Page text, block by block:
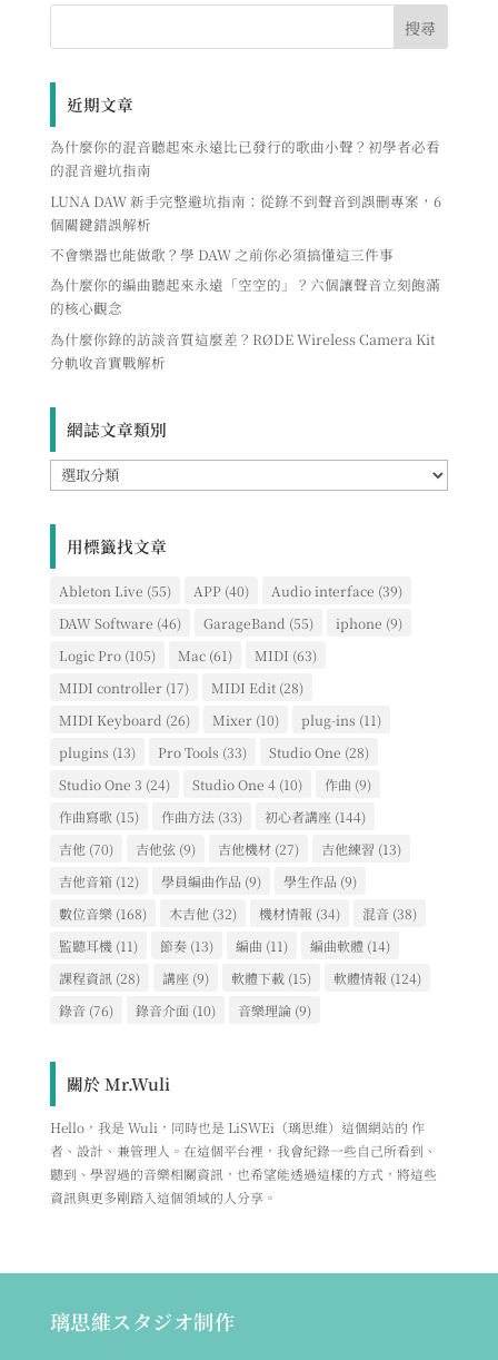
近期文章
為什麼你的混音聽起來永遠比已發行的歌曲小聲？初學者必看
的混音避坑指南
LUNA DAW 新手完整避坑指南：從錄不到聲音到誤刪專案，6
個關鍵錯誤解析
不會樂器也能做歌？學 DAW 之前你必須搞懂這三件事
為什麼你的編曲聽起來永遠「空空的」？六個讓聲音立刻飽滿
的核心觀念
為什麼你錄的訪談音質這麼差？RØDE Wireless Camera Kit
分軌收音實戰解析
網誌文章類別
網
誌
別
用標籤找文章
Ableton Live (55) APP(40) Audio interface (39)
DAW Software (46) GarageBand (55) iphone (9)
Logic Pro(105) Mac(61) MIDI (63)
MIDI controller(17) MIDI Edit(28)
MIDI Keyboard (26) Mixer(10) plug-ins (11)
plugins (13) Pro Tools (33) Studio One (28)
Studio One 3 (24) Studio One 4(10) 作曲 (9)
作曲寫歌(15) 作曲方法(33) 初心者講座 (144)
吉他 (70) 吉他弦(9) 吉他機材(27) 吉他練習 (13)
吉他音箱 (12) 學員編曲作品 (9) 學生作品 (9)
數位音樂(168) 木吉他 (32) 機材情報 (34) 混音 (38)
監聽耳機(11) 節奏(13) 編曲 (11) 編曲軟體 (14)
課程資訊(28) 講座 (9) 軟體下載(15) 軟體情報 (124)
錄音 (76) 錄音介面 (10) 音樂理論(9)
關於 Mr.Wuli
Hello，我是 Wuli，同時也是 LiSWEi（璃思維）這個網站的 作
者、設計、兼管理人。在這個平台裡，我會紀錄一些自己所看到、
聽到、學習過的音樂相關資訊，也希望能透過這樣的方式，將這些
資訊與更多剛踏入這個領域的人分享。
璃思維スタジオ制作